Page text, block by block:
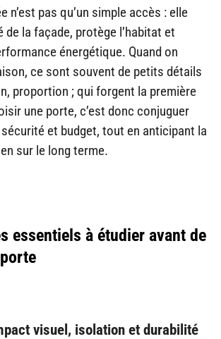
n’est pas qu’un simple accès : elle
de la façade, protège l’habitat et
énergétique. Quand on
ce sont souvent de petits détails
proportion ; qui forgent la première
une porte, c’est donc conjuguer
et budget, tout en anticipant la
sur le long terme.
essentiels à étudier avant de
visuel, isolation et durabilité